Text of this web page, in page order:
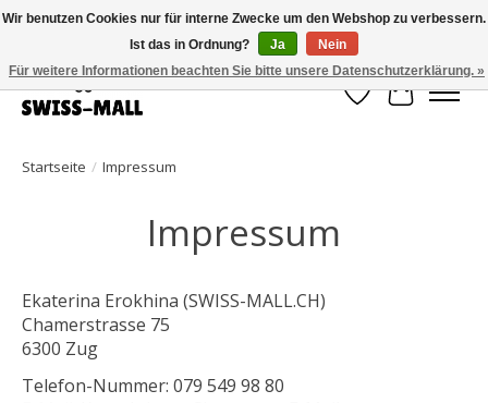
Kostenloser Versand ab CHF 250 – pünktlich und zuverlässig geliefert
Wunschzettel
Ihr
Startseite / Impressum
Impressum
Ekaterina Erokhina (SWISS-MALL.CH)
Chamerstrasse 75
6300 Zug
Telefon-Nummer: 079 549 98 80
Wir benutzen Cookies nur für interne Zwecke um den Webshop zu verbessern.
Ist das in Ordnung?
Ja
Nein
Für weitere Informationen beachten Sie bitte unsere Datenschutzerklärung. »